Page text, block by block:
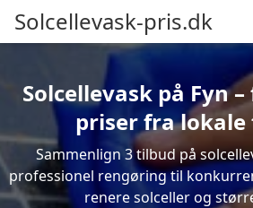
Solcellevask-pris.dk
Solcellevask på Fyn
priser fra
Sammenlign 3 tilbud på
professionel rengøring til
renere solceller og